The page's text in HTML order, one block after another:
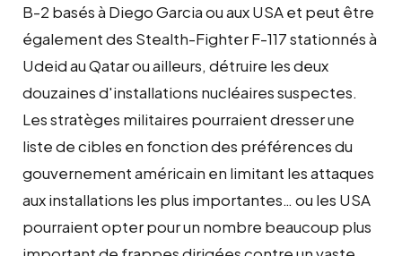
B-2 basés à Diego Garcia ou aux USA et peut être
également des Stealth-Fighter F-117 stationnés à
Udeid au Qatar ou ailleurs, détruire les deux
douzaines d'installations nucléaires suspectes.
Les stratèges militaires pourraient dresser une
liste de cibles en fonction des préférences du
gouvernement américain en limitant les attaques
aux installations les plus importantes… ou les USA
pourraient opter pour un nombre beaucoup plus